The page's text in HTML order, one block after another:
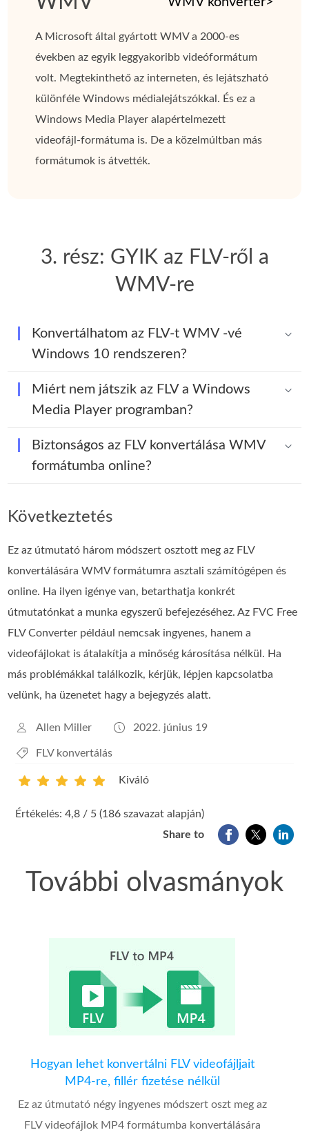
A Microsoft által gyártott WMV a 2000-es
években az egyik leggyakoribb videóformátum
volt. Megtekinthető az interneten, és lejátszható
különféle Windows médialejátszókkal. És ez a
Windows Media Player alapértelmezett
videofájl-formátuma is. De a közelmúltban más
formátumok is átvették.
3. rész: GYIK az FLV-ről a
WMV-re
Konvertálhatom az FLV-t WMV -vé
Windows 10 rendszeren?
Miért nem játszik az FLV a Windows
Media Player programban?
Biztonságos az FLV konvertálása WMV
formátumba online?
Következtetés
Ez az útmutató három módszert osztott meg az FLV
konvertálására WMV formátumra asztali számítógépen és
online. Ha ilyen igénye van, betarthatja konkrét
útmutatónkat a munka egyszerű befejezéséhez. Az FVC Free
FLV Converter például nemcsak ingyenes, hanem a
videofájlokat is átalakítja a minőség károsítása nélkül. Ha
más problémákkal találkozik, kérjük, lépjen kapcsolatba
velünk, ha üzenetet hagy a bejegyzés alatt.
Allen Miller 2022. június 19
FLV konvertálás
1
Kiváló
Értékelés: 4,8 / 5 (186 szavazat alapján)
Share to
További olvasmányok
Hogyan lehet konvertálni FLV videofájljait
MP4-re, fillér fizetése nélkül
Ez az útmutató négy ingyenes módszert oszt meg az
FLV videofájlok MP4 formátumba konvertálására